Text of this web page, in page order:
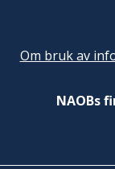
Om bruk av
NAOBs